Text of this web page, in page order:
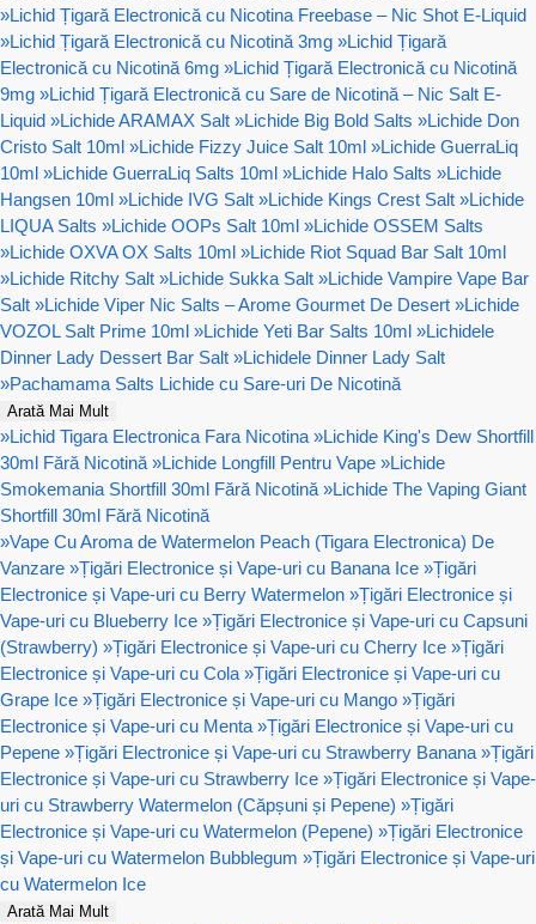
»Lichid Țigară Electronică cu Nicotina Freebase – Nic Shot E-Liquid
»Lichid Țigară Electronică cu Nicotină 3mg »Lichid Țigară
Electronică cu Nicotină 6mg »Lichid Țigară Electronică cu Nicotină
9mg »Lichid Țigară Electronică cu Sare de Nicotină – Nic Salt E-
Liquid »Lichide ARAMAX Salt »Lichide Big Bold Salts »Lichide Don
Cristo Salt 10ml »Lichide Fizzy Juice Salt 10ml »Lichide GuerraLiq
10ml »Lichide GuerraLiq Salts 10ml »Lichide Halo Salts »Lichide
Hangsen 10ml »Lichide IVG Salt »Lichide Kings Crest Salt »Lichide
LIQUA Salts »Lichide OOPs Salt 10ml »Lichide OSSEM Salts
»Lichide OXVA OX Salts 10ml »Lichide Riot Squad Bar Salt 10ml
»Lichide Ritchy Salt »Lichide Sukka Salt »Lichide Vampire Vape Bar
Salt »Lichide Viper Nic Salts – Arome Gourmet De Desert »Lichide
VOZOL Salt Prime 10ml »Lichide Yeti Bar Salts 10ml »Lichidele
Dinner Lady Dessert Bar Salt »Lichidele Dinner Lady Salt
»Pachamama Salts Lichide cu Sare-uri De Nicotină
Arată Mai Mult
»Lichid Tigara Electronica Fara Nicotina »Lichide King's Dew Shortfill
30ml Fără Nicotină »Lichide Longfill Pentru Vape »Lichide
Smokemania Shortfill 30ml Fără Nicotină »Lichide The Vaping Giant
Shortfill 30ml Fără Nicotină
»Vape Cu Aroma de Watermelon Peach (Tigara Electronica) De
Vanzare »Țigări Electronice și Vape-uri cu Banana Ice »Țigări
Electronice și Vape-uri cu Berry Watermelon »Țigări Electronice și
Vape-uri cu Blueberry Ice »Țigări Electronice și Vape-uri cu Capsuni
(Strawberry) »Țigări Electronice și Vape-uri cu Cherry Ice »Țigări
Electronice și Vape-uri cu Cola »Țigări Electronice și Vape-uri cu
Grape Ice »Țigări Electronice și Vape-uri cu Mango »Țigări
Electronice și Vape-uri cu Menta »Țigări Electronice și Vape-uri cu
Pepene »Țigări Electronice și Vape-uri cu Strawberry Banana »Țigări
Electronice și Vape-uri cu Strawberry Ice »Țigări Electronice și Vape-
uri cu Strawberry Watermelon (Căpșuni și Pepene) »Țigări
Electronice și Vape-uri cu Watermelon (Pepene) »Țigări Electronice
și Vape-uri cu Watermelon Bubblegum »Țigări Electronice și Vape-uri
cu Watermelon Ice
Arată Mai Mult